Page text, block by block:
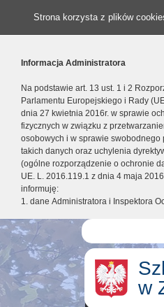
Strona korzysta z plików
Informacja Administratora
Na podstawie art. 13 ust. 1 i 2
Parlamentu Europejskiego i Rady
dnia 27 kwietnia 2016r. w sprawie
fizycznych w związku z
osobowych i w sprawie swobodnego
takich danych oraz uchylenia
(ogólne rozporządzenie o ochronie
UE. L. 2016.119.1 z dnia 4 maja
informuję:
1. dane Administratora i Inspektora
w